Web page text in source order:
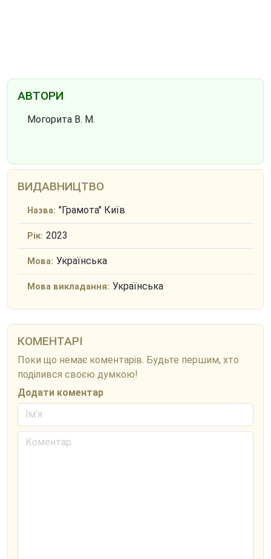
АВТОРИ
Могорита В. М.
ВИДАВНИЦТВО
Назва: "Грамота" Київ
Рік: 2023
Мова: Українська
Мова викладання: Українська
КОМЕНТАРІ
Поки що немає коментарів. Будьте першим, хто
поділився своєю думкою!
Додати коментар